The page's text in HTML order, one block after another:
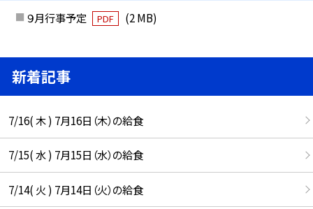
９月行事予定 PDF (2 MB)
新着記事
7/16( 木 ) 7月16日（木）の給食
7/15( 水 ) 7月15日（水）の給食
7/14( 火 ) 7月14日（火）の給食